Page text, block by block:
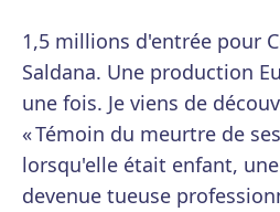
1,5 millions d'entrée pour
Saldana. Une production
une fois. Je viens de
« Témoin du meurtre de
lorsqu'elle était enfant,
devenue tueuse